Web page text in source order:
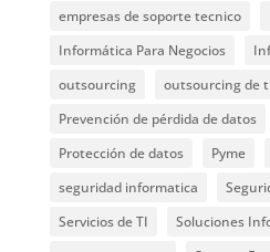
empresas de soporte tecnico
Informática Para Negocios
outsourcing
outsourcing de
Prevención de pérdida de datos
Protección de datos
Pyme
seguridad informatica
Servicios de TI
Soluciones